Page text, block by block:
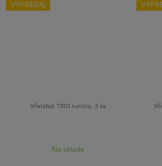
VÝPREDAJ
Včelobal TRIO turista, 3 ks
Na sklade